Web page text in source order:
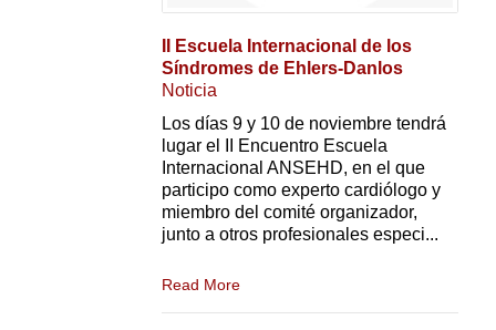
II Escuela Internacional de los
Síndromes de Ehlers-Danlos
Noticia
Los días 9 y 10 de noviembre tendrá
lugar el II Encuentro Escuela
Internacional ANSEHD, en el que
participo como experto cardiólogo y
miembro del comité organizador,
junto a otros profesionales especi...
Read More